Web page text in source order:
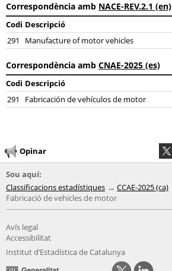
Correspondència amb NACE-REV.2.1 (en)
Codi Descripció
291
Manufacture of motor vehicles
Correspondència amb CNAE-2025 (es)
Codi Descripció
291
Fabricación de vehículos de motor
Opinar
Sou aquí:
Classificacions estadístiques
CCAE-2025 (ca)
Fabricació de vehicles de motor
Avís legal
Accessibilitat
Institut d’Estadística de Catalunya